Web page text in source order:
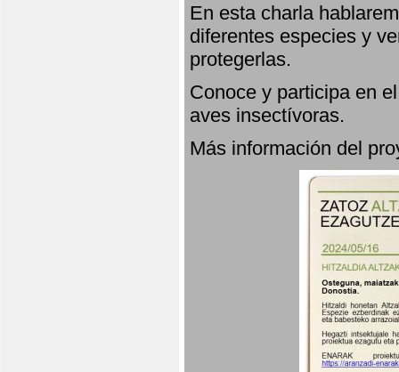
En esta charla
diferentes especies y
protegerlas.
Conoce y participa en
aves insectívoras.
Más información del